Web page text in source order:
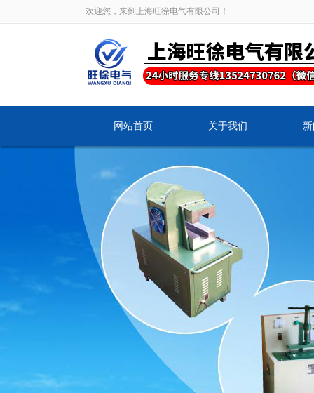
欢迎您，来到上海旺徐电气有限公司！
网站首页 关于我们